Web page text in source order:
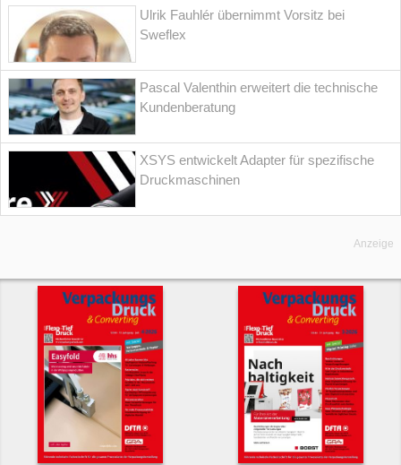
Ulrik Fauhlér übernimmt Vorsitz bei
Sweflex
Pascal Valenthin erweitert die technische
Kundenberatung
XSYS entwickelt Adapter für spezifische
Druckmaschinen
Anzeige